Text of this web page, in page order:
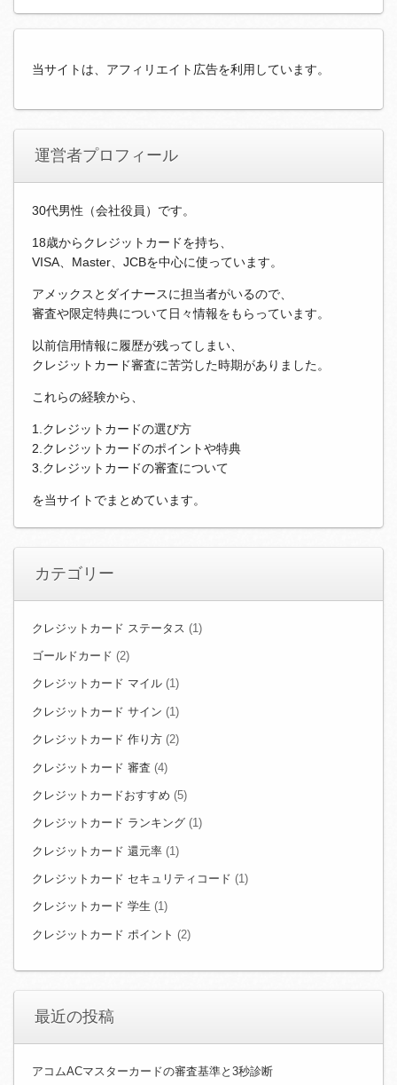
当サイトは、アフィリエイト広告を利用しています。
運営者プロフィール
30代男性（会社役員）です。
18歳からクレジットカードを持ち、
VISA、Master、JCBを中心に使っています。
アメックスとダイナースに担当者がいるので、
審査や限定特典について日々情報をもらっています。
以前信用情報に履歴が残ってしまい、
クレジットカード審査に苦労した時期がありました。
これらの経験から、
1.クレジットカードの選び方
2.クレジットカードのポイントや特典
3.クレジットカードの審査について
を当サイトでまとめています。
カテゴリー
クレジットカード ステータス (1)
ゴールドカード (2)
クレジットカード マイル (1)
クレジットカード サイン (1)
クレジットカード 作り方 (2)
クレジットカード 審査 (4)
クレジットカードおすすめ (5)
クレジットカード ランキング (1)
クレジットカード 還元率 (1)
クレジットカード セキュリティコード (1)
クレジットカード 学生 (1)
クレジットカード ポイント (2)
最近の投稿
アコムACマスターカードの審査基準と3秒診断